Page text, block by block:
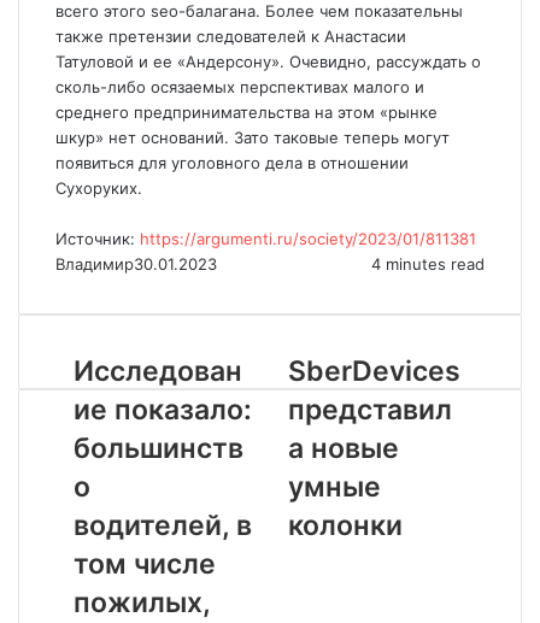
всего этого seo-балагана. Более чем показательны
также претензии следователей к Анастасии
Татуловой и ее «Андерсону». Очевидно, рассуждать о
сколь-либо осязаемых перспективах малого и
среднего предпринимательства на этом «рынке
шкур» нет оснований. Зато таковые теперь могут
появиться для уголовного дела в отношении
Сухоруких.
Источник: https://argumenti.ru/society/2023/01/811381
Владимир30.01.2023 4 minutes read
Исследован
ие показало:
большинств
о
водителей, в
том числе
пожилых,
SberDevices
представил
а новые
умные
колонки